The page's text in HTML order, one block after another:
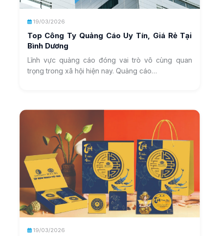
19/03/2026
Top Công Ty Quảng Cáo Uy Tín, Giá Rẻ Tại
Bình Dương
Lĩnh vực quảng cáo đóng vai trò vô cùng quan
trọng trong xã hội hiện nay. Quảng cáo…
19/03/2026